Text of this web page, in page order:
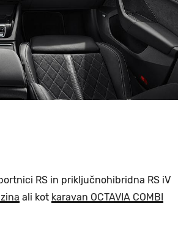
RS in priključnohibridna RS iV
ali kot karavan OCTAVIA COMBI